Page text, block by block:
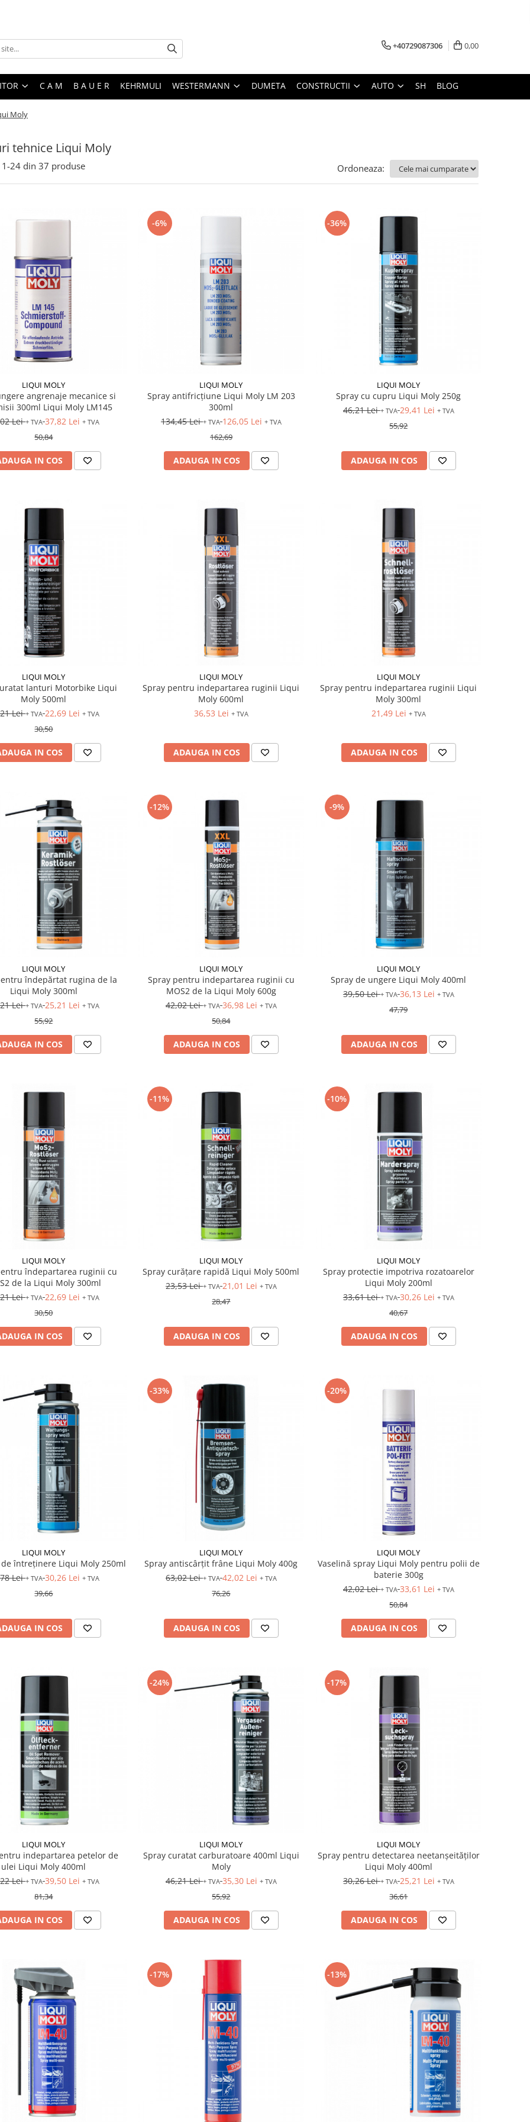
+40729087306 0,00
C A M B A U E R KEHRMULI WESTERMANN DUMETA CONSTRUCTII AUTO SH BLOG
Moly
tehnice Liqui Moly
1-24 din 37 produse Ordoneaza:
LIQUI MOLY
angrenaje mecanice si
300ml Liqui Moly LM145
Lei+ TVA 37,82 Lei + TVA
50,84
IN COS
-6%
LIQUI MOLY
Spray antifricțiune Liqui Moly LM 203
300ml
134,45 Lei+ TVA 126,05 Lei + TVA
162,69
ADAUGA IN COS
-36%
LIQUI MOLY
Spray cu cupru Liqui Moly 250g
46,21 Lei+ TVA 29,41 Lei + TVA
55,92
ADAUGA IN COS
LIQUI MOLY
lanturi Motorbike Liqui
Moly 500ml
Lei+ TVA 22,69 Lei + TVA
30,50
IN COS
LIQUI MOLY
Spray pentru indepartarea ruginii Liqui
Moly 600ml
36,53 Lei + TVA
ADAUGA IN COS
LIQUI MOLY
Spray pentru indepartarea ruginii Liqui
Moly 300ml
21,49 Lei + TVA
ADAUGA IN COS
LIQUI MOLY
îndepărtat rugina de la
Liqui Moly 300ml
Lei+ TVA 25,21 Lei + TVA
55,92
IN COS
-12%
LIQUI MOLY
Spray pentru indepartarea ruginii cu
MOS2 de la Liqui Moly 600g
42,02 Lei+ TVA 36,98 Lei + TVA
50,84
ADAUGA IN COS
-9%
LIQUI MOLY
Spray de ungere Liqui Moly 400ml
39,50 Lei+ TVA 36,13 Lei + TVA
47,79
ADAUGA IN COS
LIQUI MOLY
îndepartarea ruginii cu
de la Liqui Moly 300ml
Lei+ TVA 22,69 Lei + TVA
30,50
IN COS
-11%
LIQUI MOLY
Spray curăţare rapidă Liqui Moly 500ml
23,53 Lei+ TVA 21,01 Lei + TVA
28,47
ADAUGA IN COS
-10%
LIQUI MOLY
Spray protectie impotriva rozatoarelor
Liqui Moly 200ml
33,61 Lei+ TVA 30,26 Lei + TVA
40,67
ADAUGA IN COS
LIQUI MOLY
întreţinere Liqui Moly 250ml
Lei+ TVA 30,26 Lei + TVA
39,66
IN COS
-33%
LIQUI MOLY
Spray antiscârțit frâne Liqui Moly 400g
63,02 Lei+ TVA 42,02 Lei + TVA
76,26
ADAUGA IN COS
-20%
LIQUI MOLY
Vaselină spray Liqui Moly pentru polii de
baterie 300g
42,02 Lei+ TVA 33,61 Lei + TVA
50,84
ADAUGA IN COS
LIQUI MOLY
indepartarea petelor de
ulei Liqui Moly 400ml
Lei+ TVA 39,50 Lei + TVA
81,34
IN COS
-24%
LIQUI MOLY
Spray curatat carburatoare 400ml Liqui
Moly
46,21 Lei+ TVA 35,30 Lei + TVA
55,92
ADAUGA IN COS
-17%
LIQUI MOLY
Spray pentru detectarea neetanşeităţilor
Liqui Moly 400ml
30,26 Lei+ TVA 25,21 Lei + TVA
36,61
ADAUGA IN COS
-17% -13%